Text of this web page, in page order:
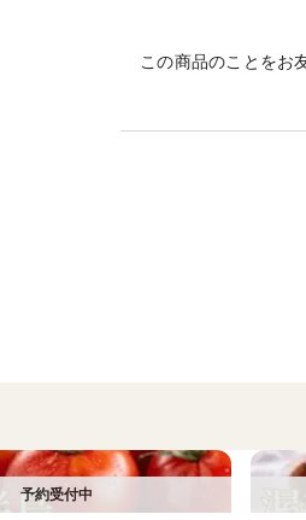
春〜初夏の恵みを
この商品のことをお